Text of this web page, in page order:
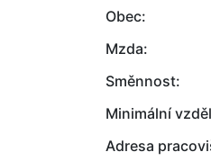
Obec:
Mzda:
Směnnost:
Minimální
Adresa